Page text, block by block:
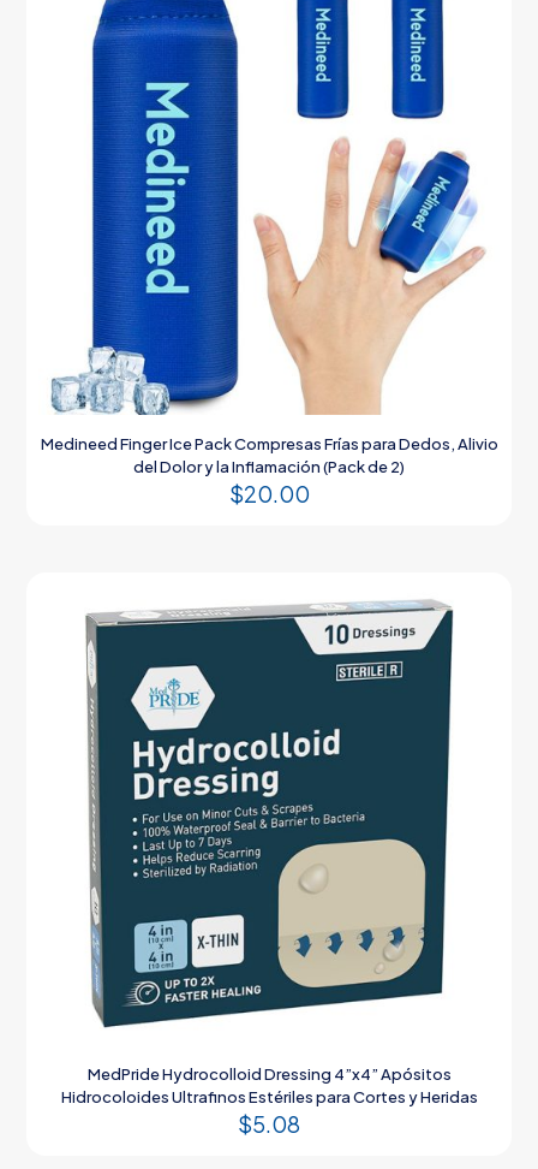
Medineed Finger Ice Pack Compresas Frías para Dedos, Alivio
del Dolor y la Inflamación (Pack de 2)
$20.00
MedPride Hydrocolloid Dressing 4”x4” Apósitos
Hidrocoloides Ultrafinos Estériles para Cortes y Heridas
$5.08